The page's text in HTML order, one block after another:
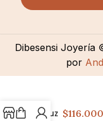
Dibesensi Joyería
por
Cruz $116.000